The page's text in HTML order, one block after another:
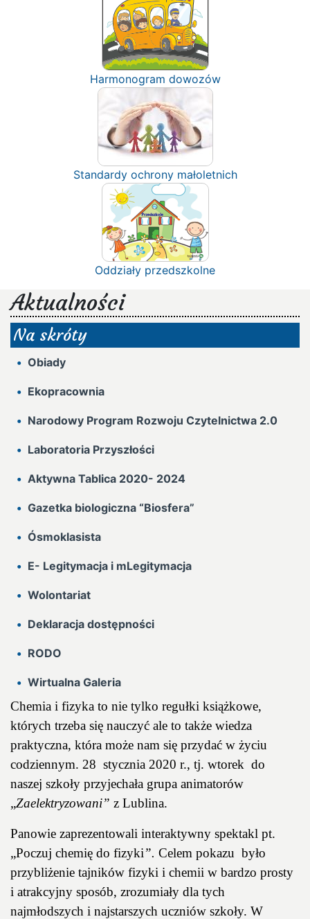
Harmonogram dowozów
Standardy ochrony małoletnich
Oddziały przedszkolne
Aktualności
Na skróty
Obiady
Ekopracownia
Narodowy Program Rozwoju Czytelnictwa 2.0
Laboratoria Przyszłości
Aktywna Tablica 2020- 2024
Gazetka biologiczna “Biosfera”
Ósmoklasista
E- Legitymacja i mLegitymacja
Wolontariat
Deklaracja dostępności
RODO
Wirtualna Galeria
Chemia i fizyka to nie tylko regułki książkowe,
których trzeba się nauczyć ale to także wiedza
praktyczna, która może nam się przydać w życiu
codziennym. 28 stycznia 2020 r., tj. wtorek do
naszej szkoły przyjechała grupa animatorów
„Zaelektryzowani” z Lublina.
Panowie zaprezentowali interaktywny spektakl pt.
„Poczuj chemię do fizyki”. Celem pokazu było
przybliżenie tajników fizyki i chemii w bardzo prosty
i atrakcyjny sposób, zrozumiały dla tych
najmłodszych i najstarszych uczniów szkoły. W